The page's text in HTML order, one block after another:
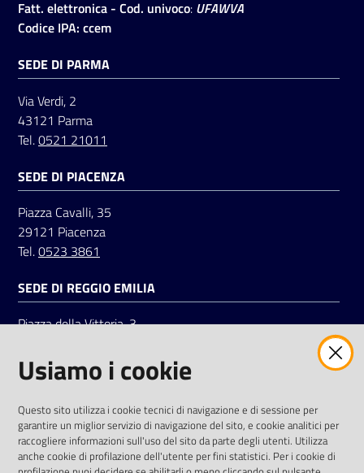
su
Fatt. elettronica - Cod. univoco: UFAWVA
Codice IPA: ccem
SEDE DI PARMA
Via Verdi, 2
43121 Parma
Tel.0521 21011
SEDE DI PIACENZA
Piazza Cavalli, 35
29121 Piacenza
Tel.0523 3861
SEDE DI REGGIO EMILIA
Piazza della Vittoria, 3
Tel.0522 7961
LinkedinFacebookInstagram
Usiamo i cookie
Questo sito utilizza i cookie tecnici di navigazione e di sessione per
garantire un miglior servizio di navigazione del sito, e cookie analitici per
raccogliere informazioni sull'uso del sito da parte degli utenti. Utilizza
anche cookie di profilazione dell'utente per fini statistici. Per i cookie di